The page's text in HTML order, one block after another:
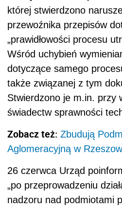
której stwierdzono
przewoźnika przepisów
„prawidłowości procesu
Wśród uchybień
dotyczące samego
także związanej z tym
Stwierdzono je m.in. przy
świadectw sprawności
Zobacz też: Zbudują
Aglomeracyjną w
26 czerwca Urząd
„po przeprowadzeniu
nadzoru nad podmiotami